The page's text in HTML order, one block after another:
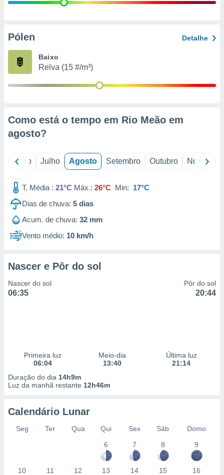
e
de
Pólen Detalhe
Baixo
Relva (15 #/m³)
Como está o tempo em Rio Meão em
agosto?
Junho Julho Agosto Setembro Outubro Novembro
T. Média : 21°C Máx.: 26°C Min: 17°C
Dias de chuva: 5 dias
Acum. de chuva: 32 mm
Vento médio: 10 km/h
Nascer e Pôr do sol
Nascer do sol
06:35
Pôr do sol
20:44
Primeira luz
06:04
Meio-dia
13:40
Última luz
21:14
Duração do dia 14h9m
Luz da manhã restante 12h46m
Calendário Lunar
Seg Ter Qua Qui Sex Sáb
Domo
6
7 8 9
10 11 12 13 14 15 16